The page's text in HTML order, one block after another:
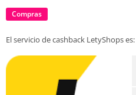
Compras
El servicio de cashback LetyShops es: